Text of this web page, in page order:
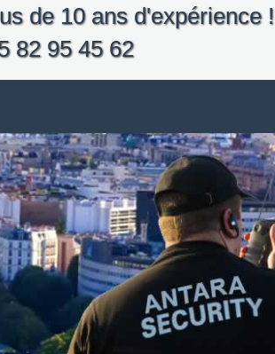
de 10 ans d'expérience !
82 95 45 62